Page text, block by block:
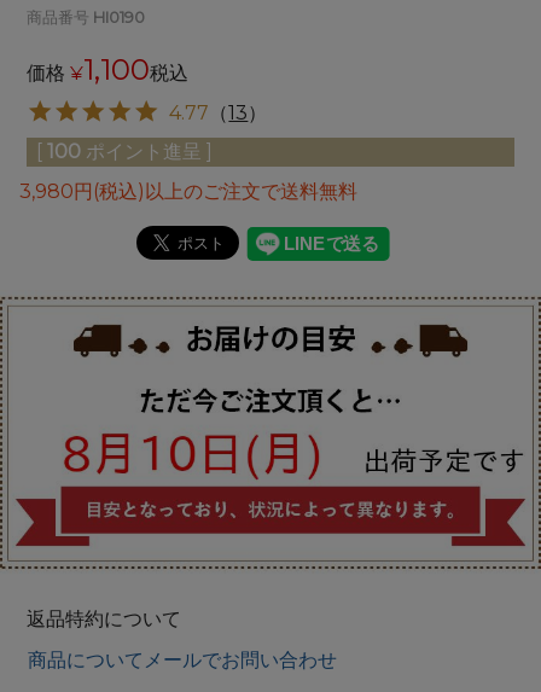
商品番号 HI0190
価格 ¥1,100税込
4.77 （13）
[ 100 ポイント進呈 ]
3,980円(税込)以上のご注文で送料無料
返品特約について
商品についてメールでお問い合わせ